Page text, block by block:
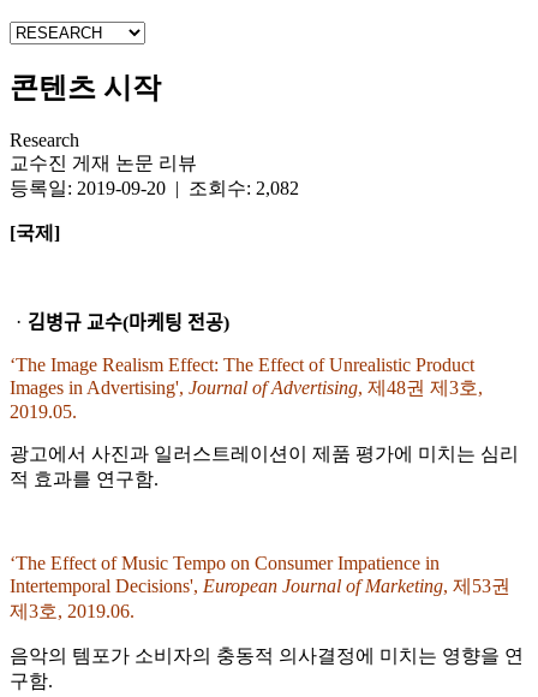
콘텐츠 시작
Research
교수진 게재 논문 리뷰
등록일: 2019-09-20 | 조회수: 2,082
[국제]
ᆞ김병규 교수(마케팅 전공)
‘The Image Realism Effect: The Effect of Unrealistic Product
Images in Advertising', Journal of Advertising, 제48권 제3호,
2019.05.
광고에서 사진과 일러스트레이션이 제품 평가에 미치는 심리
적 효과를 연구함.
‘The Effect of Music Tempo on Consumer Impatience in
Intertemporal Decisions', European Journal of Marketing, 제53권
제3호, 2019.06.
음악의 템포가 소비자의 충동적 의사결정에 미치는 영향을 연
구함.